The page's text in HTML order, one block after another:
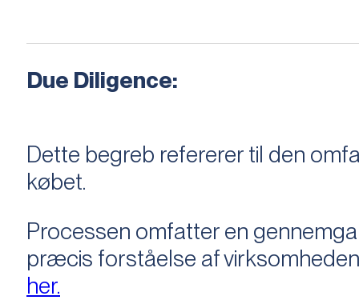
Due Diligence:
Dette begreb refererer til den
købet.
Processen omfatter en
præcis forståelse af
her.